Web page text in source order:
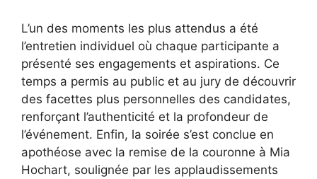
L’un des moments les plus attendus a été
l’entretien individuel où chaque participante a
présenté ses engagements et aspirations. Ce
temps a permis au public et au jury de découvrir
des facettes plus personnelles des candidates,
renforçant l’authenticité et la profondeur de
l’événement. Enfin, la soirée s’est conclue en
apothéose avec la remise de la couronne à Mia
Hochart, soulignée par les applaudissements